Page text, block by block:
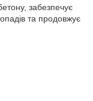
забезпечує
та продовжує